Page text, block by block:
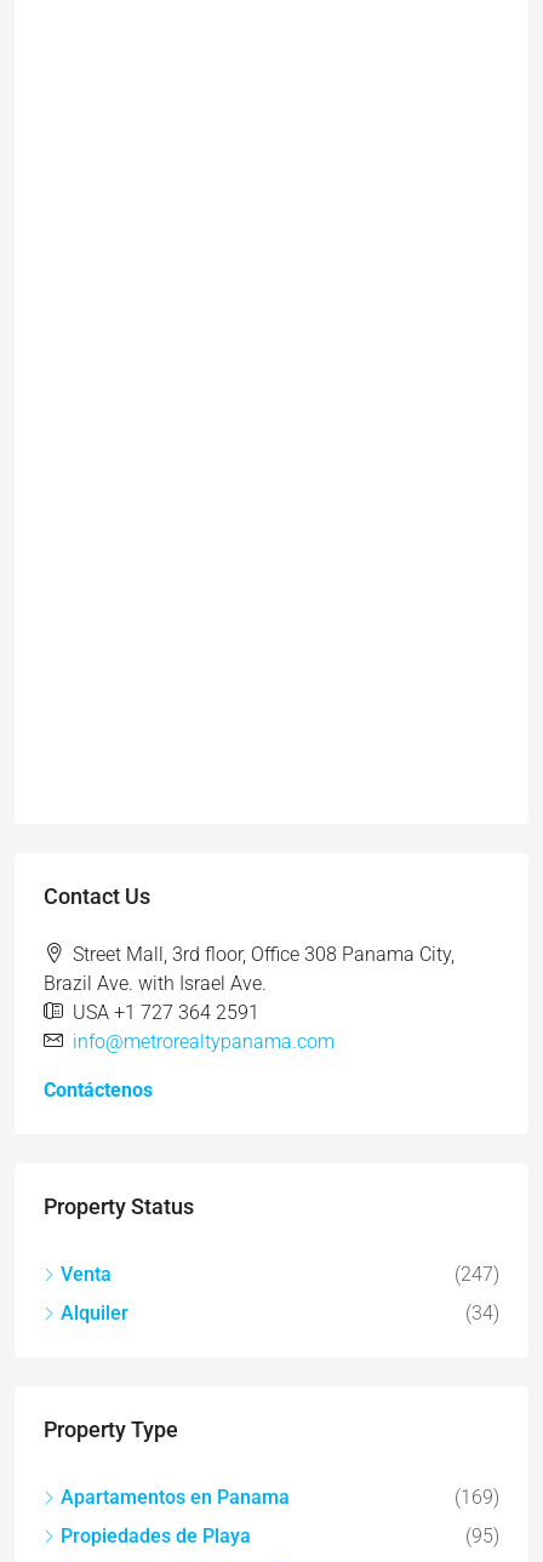
Contact Us
Street Mall, 3rd floor, Office 308 Panama City,
Brazil Ave. with Israel Ave.
USA +1 727 364 2591
info@metrorealtypanama.com
Contáctenos
Property Status
Venta
(247)
Alquiler
(34)
Property Type
Apartamentos en Panama
(169)
Propiedades de Playa
(95)